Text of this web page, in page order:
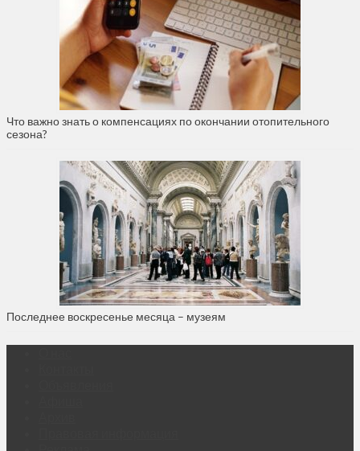
Что важно знать о компенсациях по окончании отопительного
сезона?
Последнее воскресенье месяца – музеям